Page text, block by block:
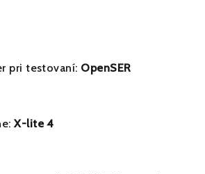
pri testovaní: OpenSER
X-lite 4